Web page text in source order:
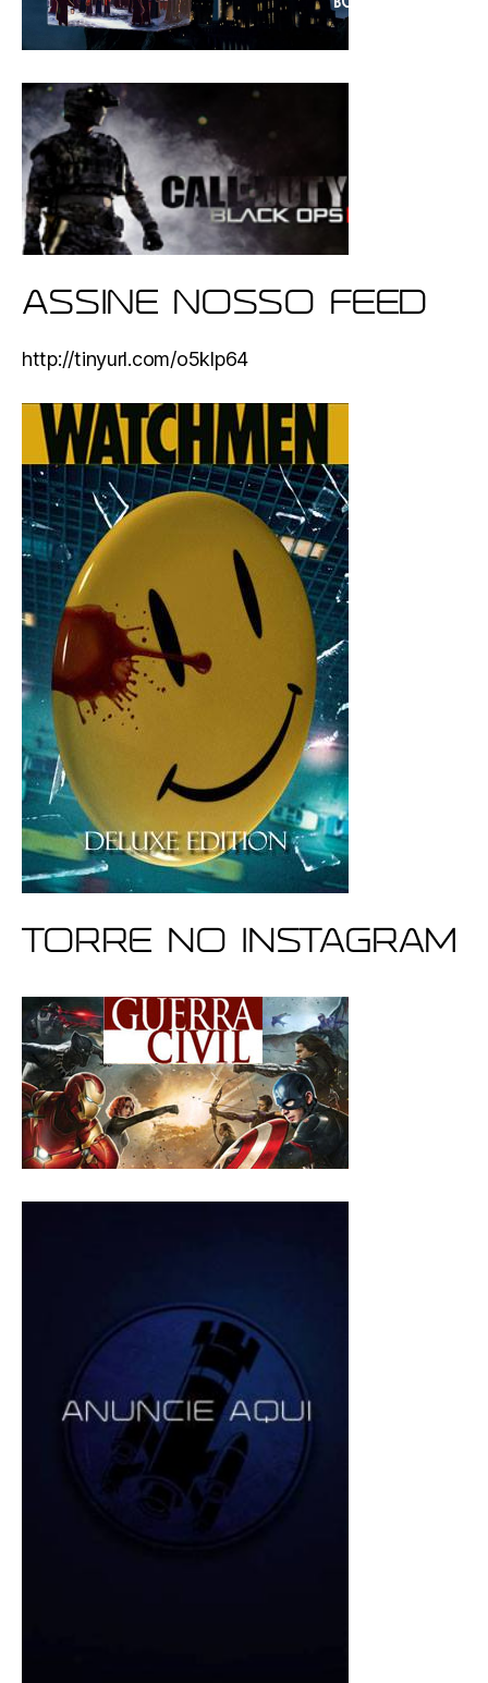
ASSINE NOSSO FEED
http://tinyurl.com/o5klp64
Torre no Instagram